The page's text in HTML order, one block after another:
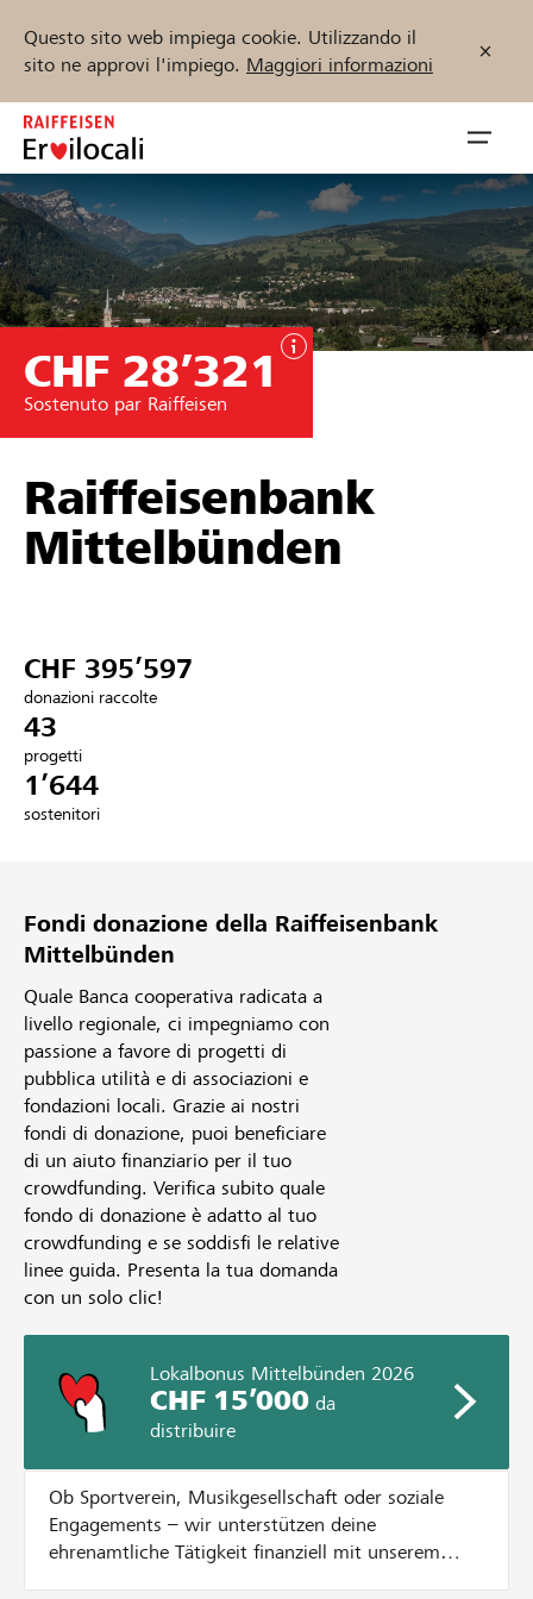
Questo sito web impiega cookie. Utilizzando il
sito ne approvi l'impiego. Maggiori informazioni
Zum
Inhalt
springen
öffnen
Sostenere
Aiuto & supporto
Partner / Banche Raiffeisen
Collegarsi
Registrazione
Trova progetti e organizzazioni
Inizia ora
CHF 28’321
Sostenuto par Raiffeisen
Raiffeisenbank
Mittelbünden
CHF 395’597
donazioni raccolte
43
progetti
1’644
sostenitori
Fondi donazione della Raiffeisenbank
Mittelbünden
Quale Banca cooperativa radicata a
livello regionale, ci impegniamo con
passione a favore di progetti di
pubblica utilità e di associazioni e
fondazioni locali. Grazie ai nostri
fondi di donazione, puoi beneficiare
di un aiuto finanziario per il tuo
crowdfunding. Verifica subito quale
fondo di donazione è adatto al tuo
crowdfunding e se soddisfi le relative
linee guida. Presenta la tua domanda
con un solo clic!
Lokalbonus Mittelbünden 2026
CHF 15’000da
distribuire
Ob Sportverein, Musikgesellschaft oder soziale
Engagements – wir unterstützen deine
ehrenamtliche Tätigkeit finanziell mit unserem